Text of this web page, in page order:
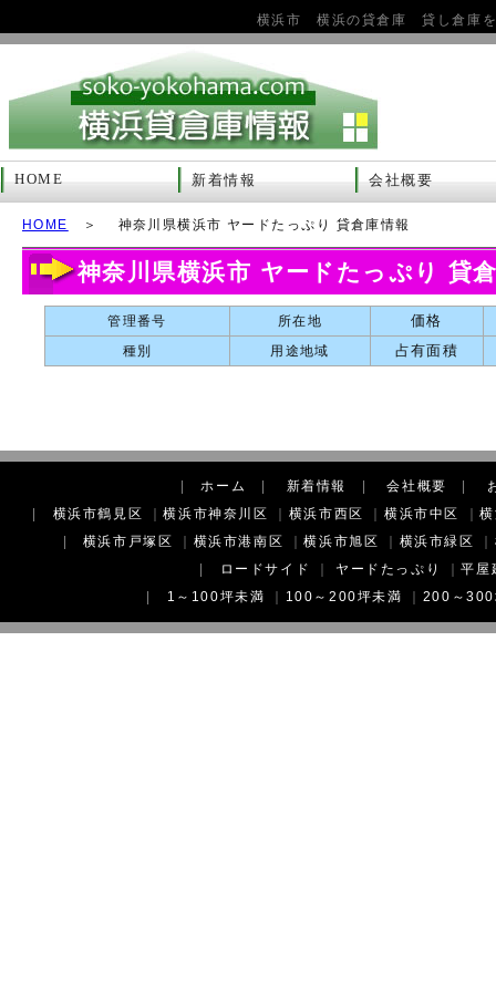
横浜市 横浜の貸倉庫 貸し倉庫
HOME 新着情報 会社概要
HOME ＞ 神奈川県横浜市 ヤードたっぷり 貸倉庫情報
神奈川県横浜市 ヤードたっぷり 貸
管理番号 所在地 価格
種別 用途地域 占有面積
|ホーム 新着情報 |会社概要
横浜市鶴見区 ｜横浜市神奈川区 横浜市西区 ｜横浜市中区 ｜
横浜市戸塚区 横浜市港南区 ｜横浜市旭区 横浜市緑区
ロードサイド ヤードたっぷり ｜平屋
1～100坪未満 100～200坪未満 200～300